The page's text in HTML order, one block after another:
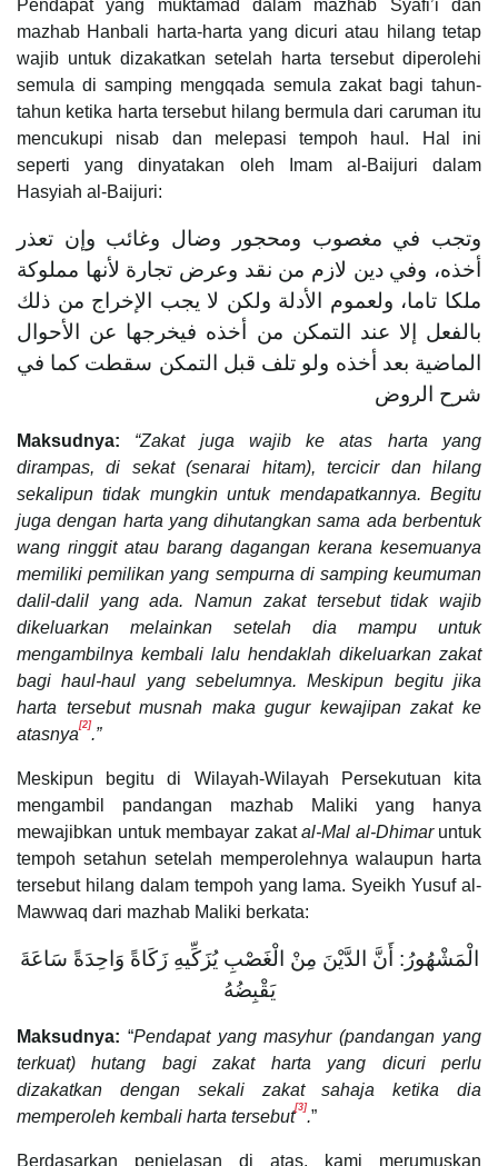
Pendapat yang muktamad dalam mazhab Syafi’i dan
mazhab Hanbali harta-harta yang dicuri atau hilang tetap
wajib untuk dizakatkan setelah harta tersebut diperolehi
semula di samping mengqada semula zakat bagi tahun-
tahun ketika harta tersebut hilang bermula dari caruman itu
mencukupi nisab dan melepasi tempoh haul. Hal ini
seperti yang dinyatakan oleh Imam al-Baijuri dalam
Hasyiah al-Baijuri:
وتجب في مغصوب ومحجور وضال وغائب وإن تعذر
أخذه، وفي دين لازم من نقد وعرض تجارة لأنها مملوكة
ملكا تاما، ولعموم الأدلة ولكن لا يجب الإخراج من ذلك
بالفعل إلا عند التمكن من أخذه فيخرجها عن الأحوال
الماضية بعد أخذه ولو تلف قبل التمكن سقطت كما في
شرح الروض
Maksudnya:
“Zakat juga wajib ke atas harta yang
dirampas, di sekat (senarai hitam), tercicir dan hilang
sekalipun tidak mungkin untuk mendapatkannya. Begitu
juga dengan harta yang dihutangkan sama ada berbentuk
wang ringgit atau barang dagangan kerana kesemuanya
memiliki pemilikan yang sempurna di samping keumuman
dalil-dalil yang ada. Namun zakat tersebut tidak wajib
dikeluarkan melainkan setelah dia mampu untuk
mengambilnya kembali lalu hendaklah dikeluarkan zakat
bagi haul-haul yang sebelumnya. Meskipun begitu jika
harta tersebut musnah maka gugur kewajipan zakat ke
atasnya[2].”
Meskipun begitu di Wilayah-Wilayah Persekutuan kita
mengambil pandangan mazhab Maliki yang hanya
mewajibkan untuk membayar zakatal-Mal al-Dhimaruntuk
tempoh setahun setelah memperolehnya walaupun harta
tersebut hilang dalam tempoh yang lama. Syeikh Yusuf al-
Mawwaq dari mazhab Maliki berkata:
الْمَشْهُورُ: أَنَّ الدَّيْنَ مِنْ الْغَصْبِ يُزَكِّيهِ زَكَاةً وَاحِدَةً سَاعَةَ
يَقْبِضُهُ
Maksudnya: “Pendapat yang masyhur (pandangan yang
terkuat) hutang bagi zakat harta yang dicuri perlu
dizakatkan dengan sekali zakat sahaja ketika dia
memperoleh kembali harta tersebut[3].”
Berdasarkan penjelasan di atas, kami merumuskan